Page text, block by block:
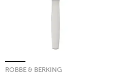
ROBBE & BERKING